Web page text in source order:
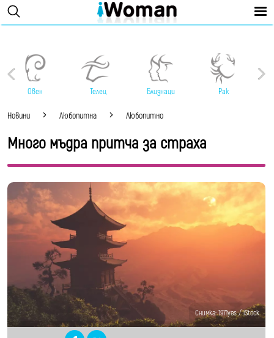
Овен Телец Близнаци Рак
Новини Любопитна Любопитно
Много мъдра притча за страха
Снимка: 1971yes / iStock